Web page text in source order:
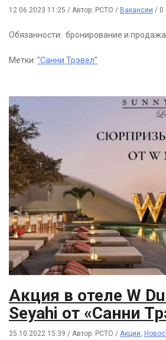
12.06.2023 11:25 / Автор: РСТО / Вакансии / 0
Обязанности: бронирование и продажа
Метки: "Санни Трэвел"
Акция в отеле W
Seyahi от «Санни
25.10.2022 15:39 / Автор: РСТО / Акции